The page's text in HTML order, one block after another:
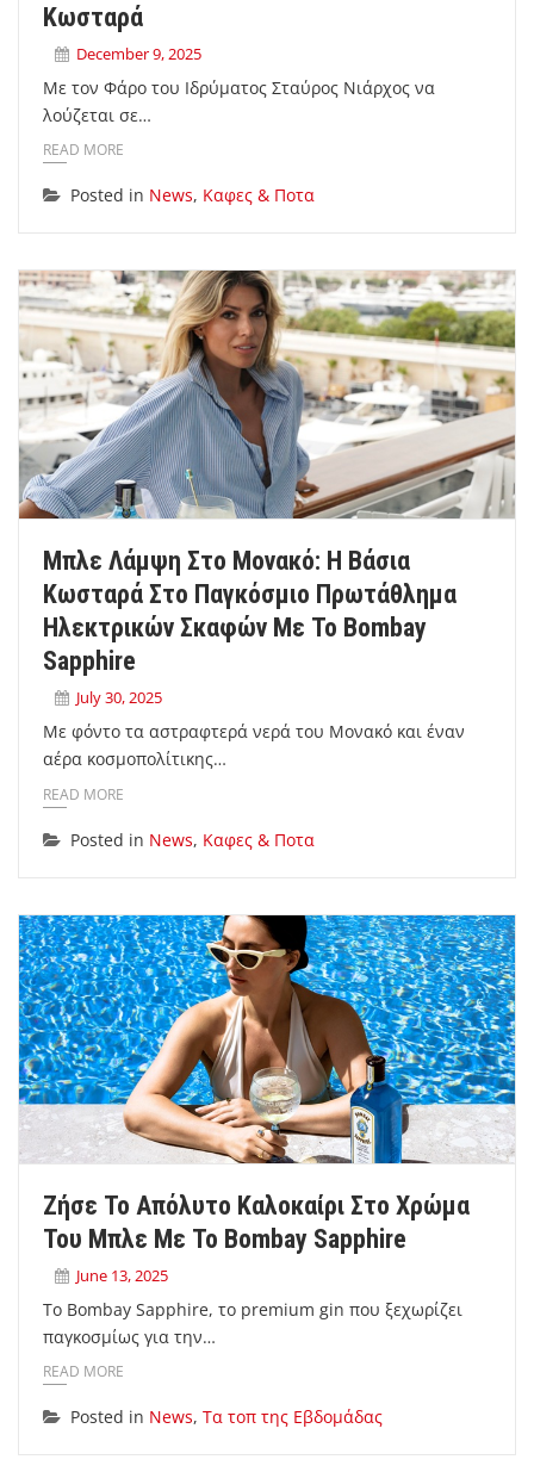
Κωσταρά
December 9, 2025
Με τον Φάρο του Ιδρύματος Σταύρος Νιάρχος να
λούζεται σε…
READ MORE
Posted in News, Καφες & Ποτα
Μπλε Λάμψη Στο Μονακό: Η Βάσια
Κωσταρά Στο Παγκόσμιο Πρωτάθλημα
Ηλεκτρικών Σκαφών Με Το Bombay
Sapphire
July 30, 2025
Με φόντο τα αστραφτερά νερά του Μονακό και έναν
αέρα κοσμοπολίτικης…
READ MORE
Posted in News, Καφες & Ποτα
Ζήσε Το Απόλυτο Καλοκαίρι Στο Χρώμα
Του Μπλε Με Το Bombay Sapphire
June 13, 2025
Το Bombay Sapphire, το premium gin που ξεχωρίζει
παγκοσμίως για την…
READ MORE
Posted in News, Τα τοπ της Εβδομάδας